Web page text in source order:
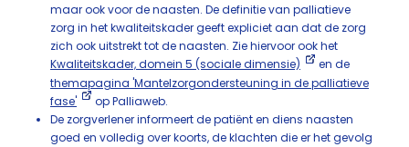
maar ook voor de naasten. De definitie van palliatieve
zorg in het kwaliteitskader geeft expliciet aan dat de zorg
zich ook uitstrekt tot de naasten. Zie hiervoor ook het
Kwaliteitskader, domein 5 (sociale dimensie)
en de
themapagina 'Mantelzorgondersteuning in de palliatieve
fase'
op Palliaweb.
De zorgverlener informeert de patiënt en diens naasten
goed en volledig over koorts, de klachten die er het gevolg